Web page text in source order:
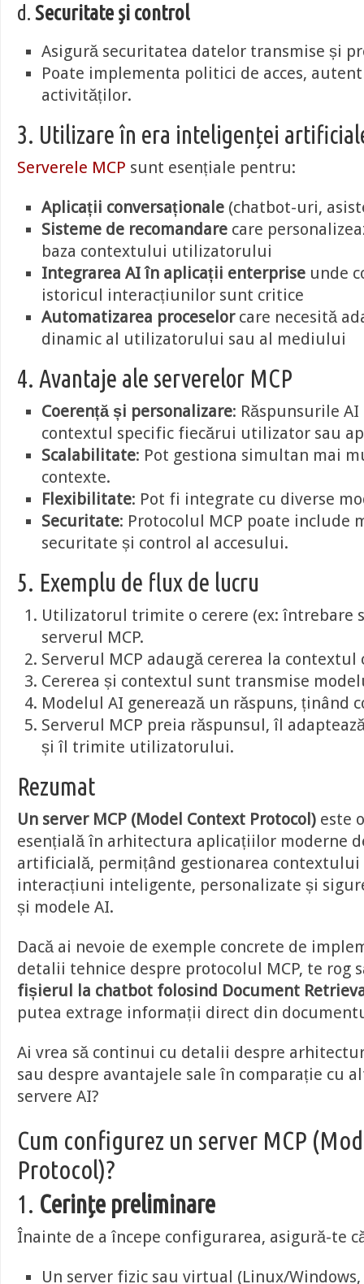
d. Securitate și control
Asigură securitatea datelor transmise și
Poate implementa politici de acces,
activităților.
3. Utilizare în era inteligenței
Serverele MCP sunt esențiale pentru:
Aplicații conversaționale (chatbot-uri,
Sisteme de recomandare care
baza contextului utilizatorului
Integrarea AI în aplicații enterprise unde
istoricul interacțiunilor sunt critice
Automatizarea proceselorcare necesită
dinamic al utilizatorului sau al mediului
4. Avantaje ale serverelor MCP
Coerență și personalizare: Răspunsurile
contextul specific fiecărui utilizator sau
Scalabilitate: Pot gestiona simultan mai
contexte.
Flexibilitate: Pot fi integrate cu diverse
Securitate: Protocolul MCP poate include
securitate și control al accesului.
5. Exemplu de flux de lucru
Utilizatorul trimite o cerere (ex: întrebare
serverul MCP.
Serverul MCP adaugă cererea la contextul
Cererea și contextul sunt transmise
Modelul AI generează un răspuns, ținând
Serverul MCP preia răspunsul, îl
și îl trimite utilizatorului.
Rezumat
Un server MCP (Model Context Protocol) este
esențială în arhitectura aplicațiilor moderne
artificială, permițând gestionarea
interacțiuni inteligente, personalizate și
și modele AI.
Dacă ai nevoie de exemple concrete de
detalii tehnice despre protocolul MCP, te rog
fișierul la chatbot folosind Document
putea extrage informații direct din
Ai vrea să continui cu detalii despre
sau despre avantajele sale în comparație cu
servere AI?
Cum configurez un server MCP
Protocol)?
1. Cerințe preliminare
Înainte de a începe configurarea, asigură-te
Un server fizic sau virtual (Linux/